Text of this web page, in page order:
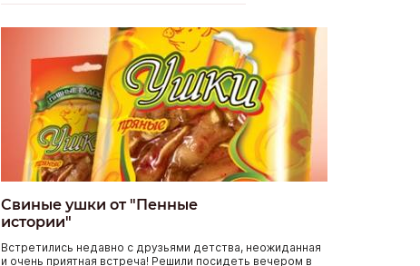
Свиные ушки от "Пенные
истории"
Встретились недавно с друзьями детства, неожиданная
и очень приятная встреча! Решили посидеть вечером в